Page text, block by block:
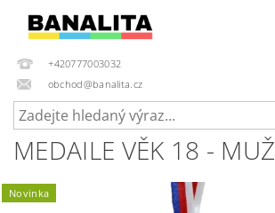
+420777003032
obchod@banalita.cz
MEDAILE VĚK 18 - MUŽ
Novinka